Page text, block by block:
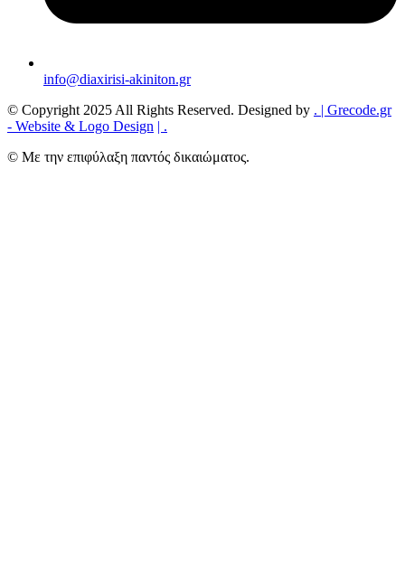
info@diaxirisi-akiniton.gr
© Copyright 2025 All Rights Reserved. Designed by . | Grecode.gr
- Website & Logo Design | .
© Με την επιφύλαξη παντός δικαιώματος.